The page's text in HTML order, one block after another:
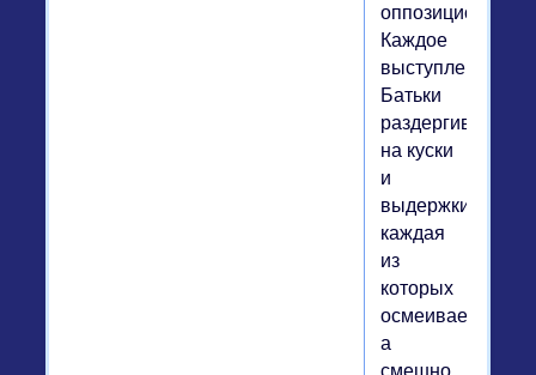
оппозиционеров.
Каждое
выступление
Батьки
раздергивается
на куски
и
выдержки,
каждая
из
которых
осмеивается.
а
смешно